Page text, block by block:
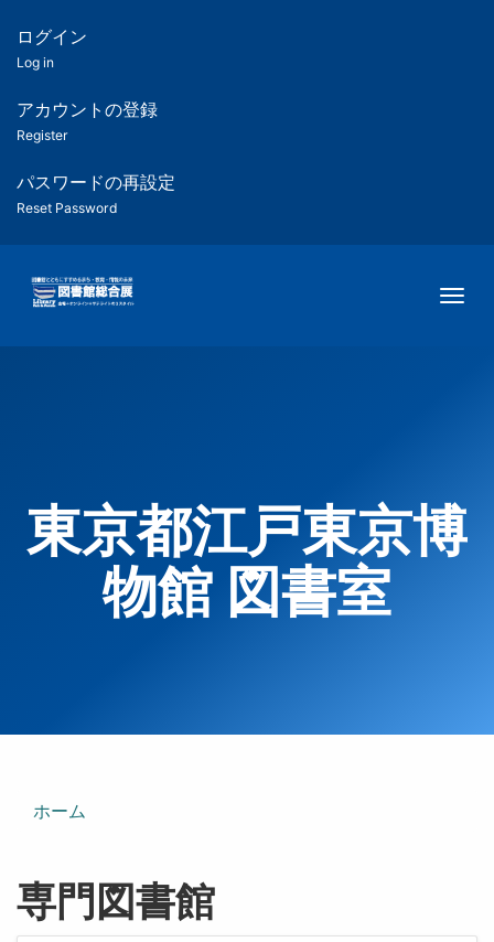
ツ
匿
名
ユ
ー
ー
用
メ
ー
ログイン
Log in
アカウントの登録
Register
パスワードの再設定
Reset Password
東京都江戸東京博
物館 図書室
ホーム
専門図書館